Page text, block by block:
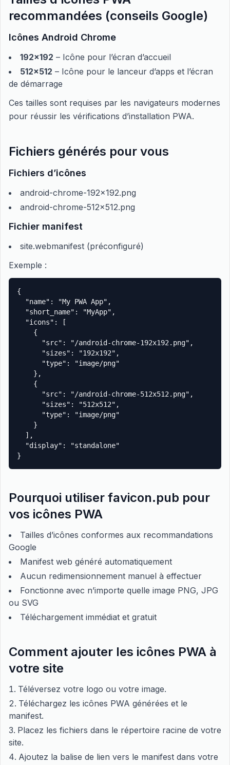
recommandées (conseils Google)
Icônes Android Chrome
192x192 – Icône pour l’écran d’accueil
512x512 – Icône pour le lanceur d’apps et l’écran
de démarrage
Ces tailles sont requises par les navigateurs modernes
pour réussir les vérifications d’installation PWA.
Fichiers générés pour vous
Fichiers d’icônes
android-chrome-192x192.png
android-chrome-512x512.png
Fichier manifest
site.webmanifest (préconfiguré)
Exemple :
{
  "name": "My PWA App",
  "short_name": "MyApp",
  "icons": [
    {
      "src": "/android-chrome-192x192.png",
      "sizes": "192x192",
      "type": "image/png"
    },
    {
      "src": "/android-chrome-512x512.png",
      "sizes": "512x512",
      "type": "image/png"
    }
  ],
  "display": "standalone"
}
Pourquoi utiliser favicon.pub pour
vos icônes PWA
Tailles d’icônes conformes aux recommandations
Google
Manifest web généré automatiquement
Aucun redimensionnement manuel à effectuer
Fonctionne avec n’importe quelle image PNG, JPG
ou SVG
Téléchargement immédiat et gratuit
Comment ajouter les icônes PWA à
votre site
Téléversez votre logo ou votre image.
Téléchargez les icônes PWA générées et le
manifest.
Placez les fichiers dans le répertoire racine de votre
site.
Ajoutez la balise de lien vers le manifest dans votre